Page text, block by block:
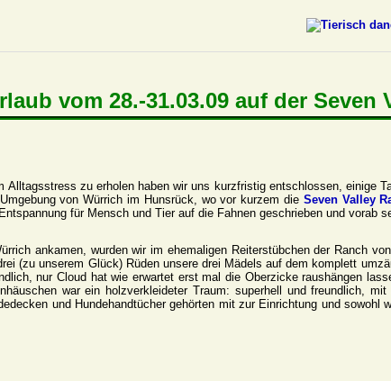
vom 28.-31.03.09 auf der Seven
Alltagsstress zu erholen haben wir uns kurzfristig entschlossen, einige
von Würrich im Hunsrück, wo vor kurzem die Seven Valley
für Mensch und Tier auf die Fahnen geschrieben und vorab
ankamen, wurden wir im ehemaligen Reiterstübchen der Ranch
(zu unserem Glück) Rüden unsere drei Mädels auf dem komplett
nur Cloud hat wie erwartet erst mal die Oberzicke raushängen
war ein holzverkleideter Traum: superhell und freundlich,
und Hundehandtücher gehörten mit zur Einrichtung und